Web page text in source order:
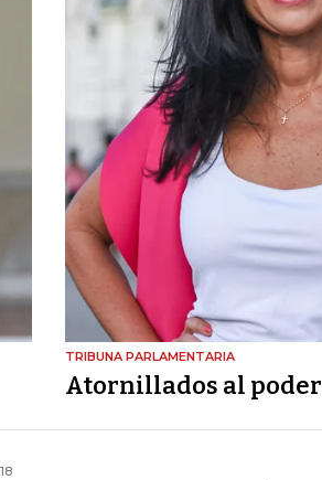
TRIBUNA PARLAMENTARIA
Atornillados al poder